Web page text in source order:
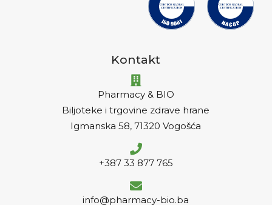
Kontakt
Pharmacy & BIO
Biljoteke i trgovine zdrave hrane
Igmanska 58, 71320 Vogošća
+387 33 877 765
info@pharmacy-bio.ba